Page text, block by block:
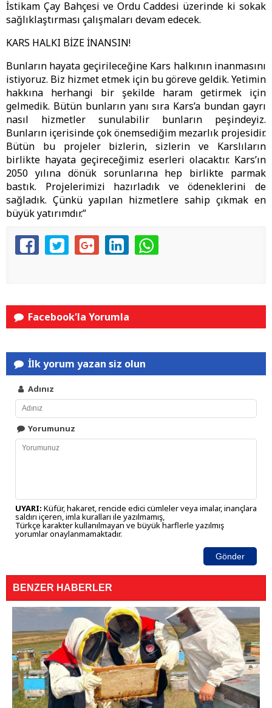
İstikam Çay Bahçesi ve Ordu Caddesi üzerinde ki sokak
sağlıklaştırması çalışmaları devam edecek.
KARS HALKI BİZE İNANSIN!
Bunların hayata geçirileceğine Kars halkının inanmasını
istiyoruz. Biz hizmet etmek için bu göreve geldik. Yetimin
hakkına herhangi bir şekilde haram getirmek için
gelmedik. Bütün bunların yanı sıra Kars’a bundan gayrı
nasıl hizmetler sunulabilir bunların peşindeyiz.
Bunların içerisinde çok önemsediğim mezarlık projesidir.
Bütün bu projeler bizlerin, sizlerin ve Karslıların
birlikte hayata geçireceğimiz eserleri olacaktır. Kars’ın
2050 yılına dönük sorunlarına hep birlikte parmak
bastık. Projelerimizi hazırladık ve ödeneklerini de
sağladık. Çünkü yapılan hizmetlere sahip çıkmak en
büyük yatırımdır.”
Facebook'la Yorumla
İlk yorum yazan siz olun
Adınız
Yorumunuz
UYARI: Küfür, hakaret, rencide edici cümleler veya imalar, inançlara
saldırı içeren, imla kuralları ile yazılmamış,
Türkçe karakter kullanılmayan ve büyük harflerle yazılmış
yorumlar onaylanmamaktadır.
Gönder
BENZER HABERLER